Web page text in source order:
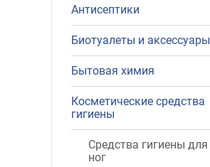
Антисептики
Биотуалеты и аксессуары
Бытовая химия
Косметические средства
гигиены
Средства гигиены для
ног